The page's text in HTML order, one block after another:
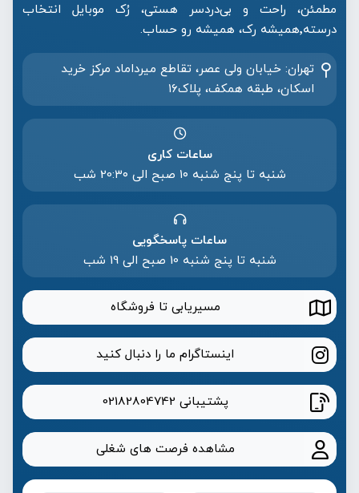
مطمئن، راحت و بی‌دردسر هستی، رُک موبایل انتخاب
درسته٬همیشه رک، همیشه رو حساب.
تهران: خیابان ولی عصر، تقاطع میرداماد مرکز خرید‌
اسکان، طبقه همکف، پلاک۱۶
ساعات کاری
شنبه تا پنج شنبه ۱۰ صبح الی 20:۳۰ شب
ساعات پاسخگویی
شنبه تا پنج شنبه 10 صبح الی 19 شب
مسیریابی تا فروشگاه
اینستاگرام ما را دنبال کنید
پشتیبانی 02182804742
مشاهده فرصت های شغلی